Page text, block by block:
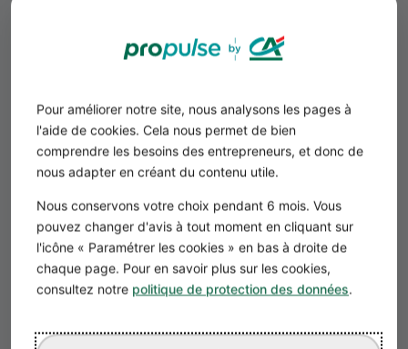
Pour améliorer notre site, nous analysons les pages à
l'aide de cookies. Cela nous permet de bien
comprendre les besoins des entrepreneurs, et donc de
nous adapter en créant du contenu utile.
Nous conservons votre choix pendant 6 mois. Vous
pouvez changer d'avis à tout moment en cliquant sur
l'icône « Paramétrer les cookies » en bas à droite de
chaque page. Pour en savoir plus sur les cookies,
consultez notre politique de protection des données.
d'hébergement insolite
doit donner envie aux investisseurs de lire
la suite.
Il faut commencer par un résumé, un
document de 2 pages maximum qui
résume les points forts de votre projet.
Si vous avez du mal à rédiger cette partie,
écrivez-la en dernier !
Détaillez ensuite le cadre de votre activité
et ses particularités :
Quel type d’hébergement insolite avez-
Est-ce que vous proposez des paniers-